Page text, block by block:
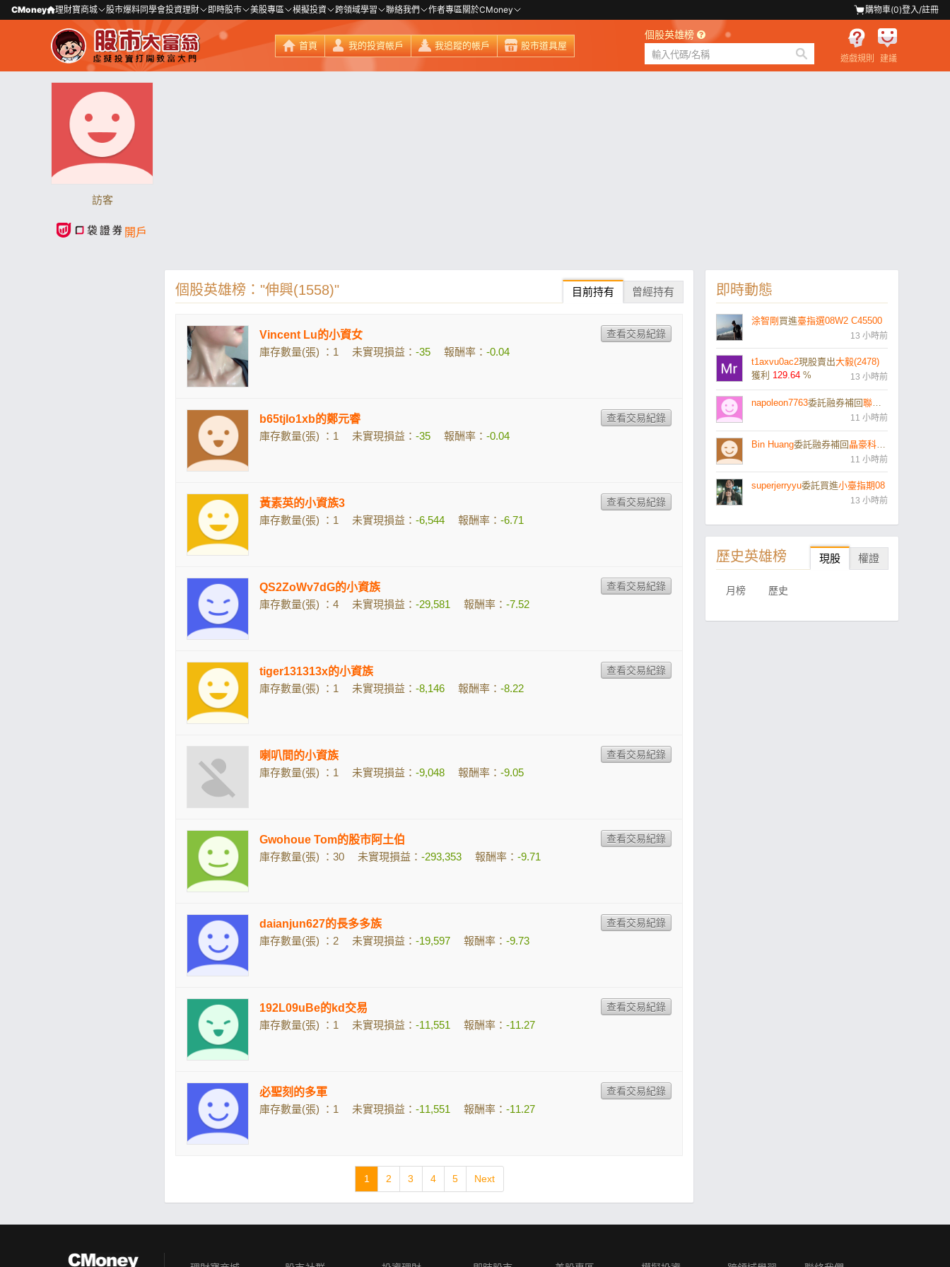
CMoney 理財寶商城 股市爆料同學會投資理財 即時股市 美股專區 模擬投資 跨領域學習 聯絡我們 作者專區關於CMoney 購物車(0)登入/註冊
首頁 我的投資帳戶 我追蹤的帳戶 股市道具屋
個股英雄榜
遊戲規則 建議
訪客
開戶
個股英雄榜："伸興(1558)" 目前持有 曾經持有
Vincent Lu的小資女
庫存數量(張) ：1
未實現損益： -35 報酬率： -0.04
b65tjlo1xb的鄭元睿
庫存數量(張) ：1
未實現損益： -35 報酬率： -0.04
黃素英的小資族3
庫存數量(張) ：1
未實現損益： -6,544 報酬率： -6.71
QS2ZoWv7dG的小資族
庫存數量(張) ：4
未實現損益： -29,581 報酬率： -7.52
tiger131313x的小資族
庫存數量(張) ：1
未實現損益： -8,146 報酬率： -8.22
喇叭間的小資族
庫存數量(張) ：1
未實現損益： -9,048 報酬率： -9.05
Gwohoue Tom的股市阿土伯
庫存數量(張) ：30
未實現損益： -293,353 報酬率： -9.71
daianjun627的長多多族
庫存數量(張) ：2
未實現損益： -19,597 報酬率： -9.73
192L09uBe的kd交易
庫存數量(張) ：1
未實現損益： -11,551 報酬率： -11.27
必聖刻的多軍
庫存數量(張) ：1
未實現損益： -11,551 報酬率： -11.27
1 2 3 4 5 Next
即時動態
涂智剛買進臺指選08W2 C45500
13 小時前
t1axvu0ac2現股賣出大毅(2478)
獲利 129.64 % 13 小時前
napoleon7763委託融券補回聯亞(3081)
11 小時前
Bin Huang委託融券補回晶豪科(3006)
11 小時前
superjerryyu委託買進小臺指期08
13 小時前
歷史英雄榜 現股 權證
月榜 歷史